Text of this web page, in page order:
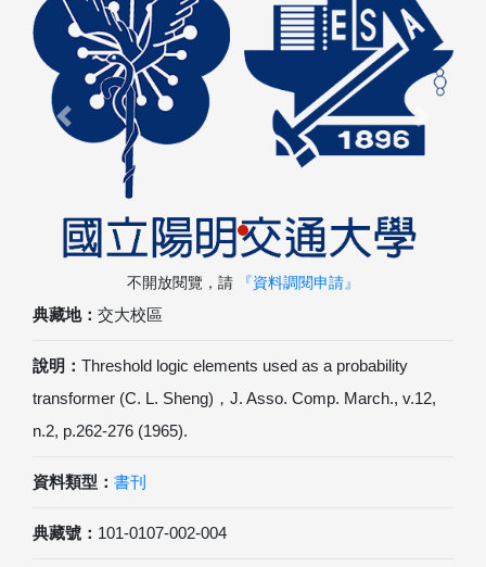
典藏地： 交大校區
說明： Threshold logic elements used as a probability
transformer (C. L. Sheng)，J. Asso. Comp. March., v.12,
n.2, p.262-276 (1965).
資料類型： 書刊
典藏號： 101-0107-002-004
Previous Next
不開放閱覽，請 『資料調閱申請』